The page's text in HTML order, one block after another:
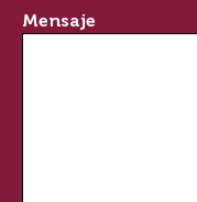
Mensaje